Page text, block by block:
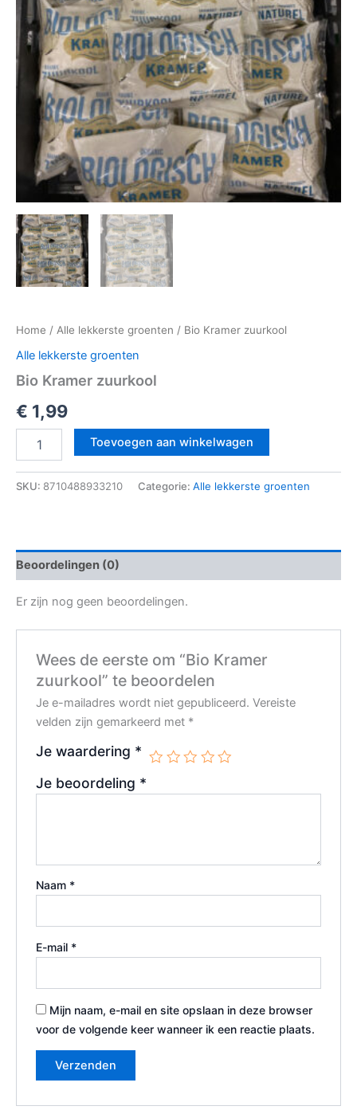
Home / Alle lekkerste groenten / Bio Kramer zuurkool
Alle lekkerste groenten
Bio Kramer zuurkool
€ 1,99
Toevoegen aan winkelwagen
SKU: 8710488933210 Categorie: Alle lekkerste groenten
Beoordelingen (0)
Er zijn nog geen beoordelingen.
Wees de eerste om “Bio Kramer
zuurkool” te beoordelen
Je e-mailadres wordt niet gepubliceerd. Vereiste
velden zijn gemarkeerd met *
Je waardering *
Je beoordeling *
Naam *
E-mail *
Mijn naam, e-mail en site opslaan in deze browser
voor de volgende keer wanneer ik een reactie plaats.